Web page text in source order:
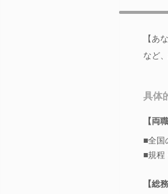
【あ
など
具体
【両
■全国
■規程
【総務